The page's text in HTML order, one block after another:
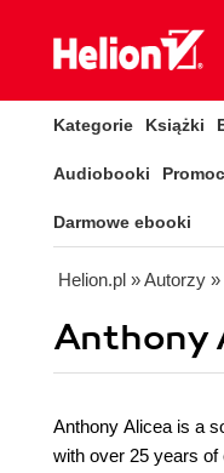
Kategorie Książki
Audiobooki
Darmowe ebooki
Helion.pl » Autorzy
Anthony
Anthony Alicea is a
with over 25 years of